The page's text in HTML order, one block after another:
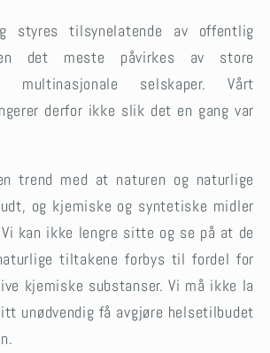
styres tilsynelatende av offentlig
det meste påvirkes av store
multinasjonale selskaper. Vårt
derfor ikke slik det en gang var
trend med at naturen og naturlige
og kjemiske og syntetiske midler
kan ikke lengre sitte og se på at de
tiltakene forbys til fordel for
kjemiske substanser. Vi må ikke la
unødvendig få avgjøre helsetilbudet